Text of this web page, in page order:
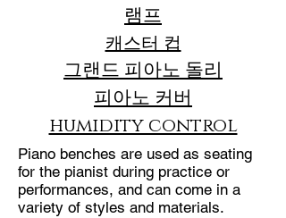
램프
캐스터 컵
그랜드 피아노 돌리
피아노 커버
humidity control
Piano benches are used as seating
for the pianist during practice or
performances, and can come in a
variety of styles and materials.